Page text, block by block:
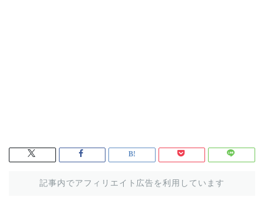
記事内でアフィリエイト広告を利用しています